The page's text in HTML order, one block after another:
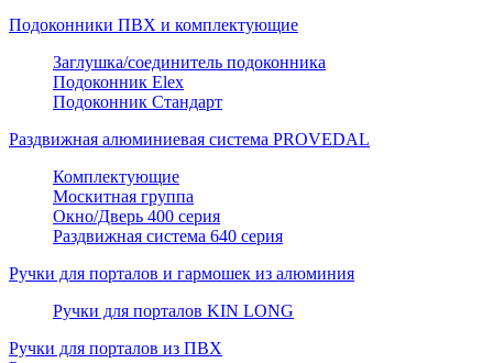
Подоконники ПВХ и комплектующие
Заглушка/соединитель подоконника
Подоконник Elex
Подоконник Стандарт
Раздвижная алюминиевая система PROVEDAL
Комплектующие
Москитная группа
Окно/Дверь 400 серия
Раздвижная система 640 серия
Ручки для порталов и гармошек из алюминия
Ручки для порталов KIN LONG
Ручки для порталов из ПВХ